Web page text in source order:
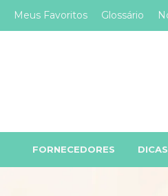
Meus Favoritos Glossário
FORNECEDORES DICAS